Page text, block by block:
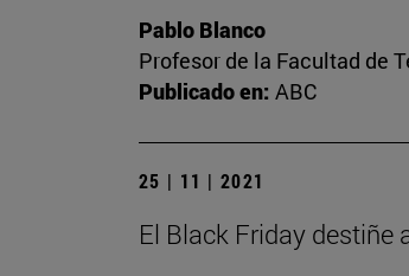
Pablo Blanco
Profesor de la Facultad de
Publicado en: ABC
25 | 11 | 2021
El Black Friday destiñe